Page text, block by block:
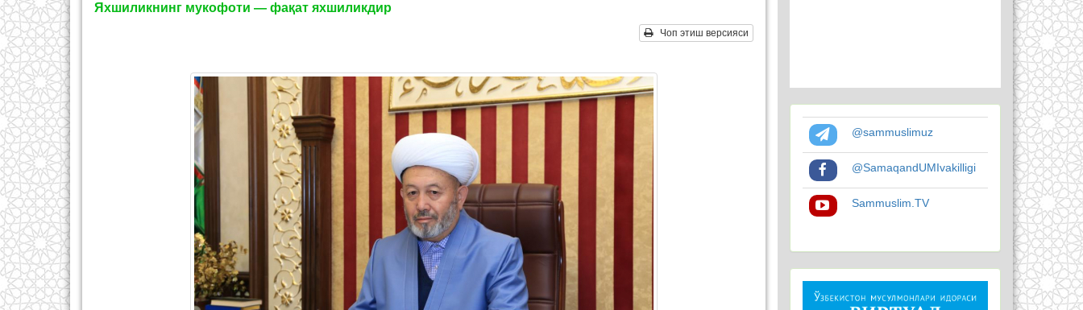
Яхшиликнинг мукофоти — фақат яхшиликдир
Чоп этиш версияси
@sammuslimuz
@SamaqandUMIvakilligi
Sammuslim.TV